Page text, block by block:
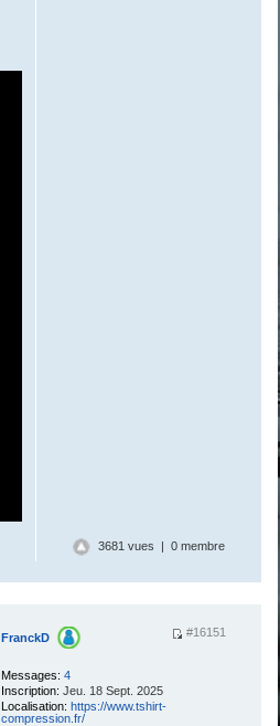
3681 vues | 0 membre
#16151
FranckD
Messages: 4
Inscription: Jeu. 18 Sept. 2025
Localisation: https://www.tshirt-
compression.fr/